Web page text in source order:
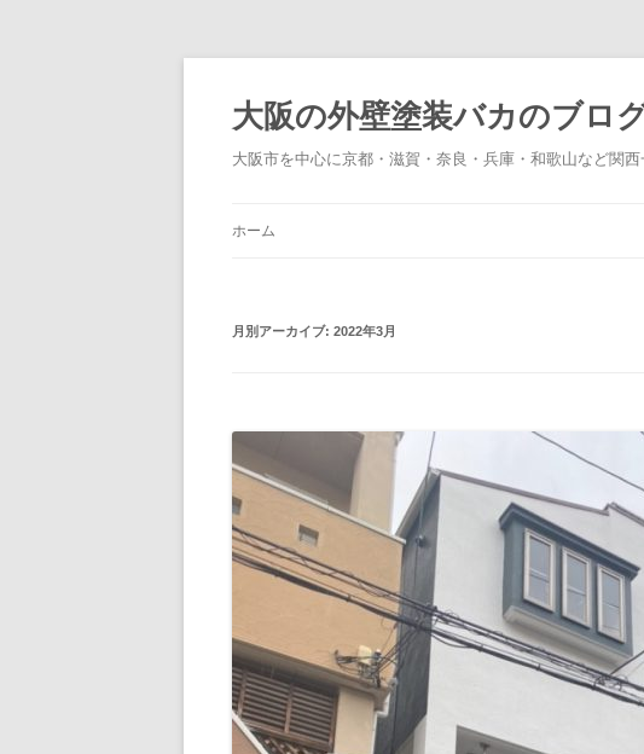
大阪の外壁塗装バカのブロ
大阪市を中心に京都・滋賀・奈良・兵庫・和歌山など関
ホーム
月別アーカイブ: 2022年3月